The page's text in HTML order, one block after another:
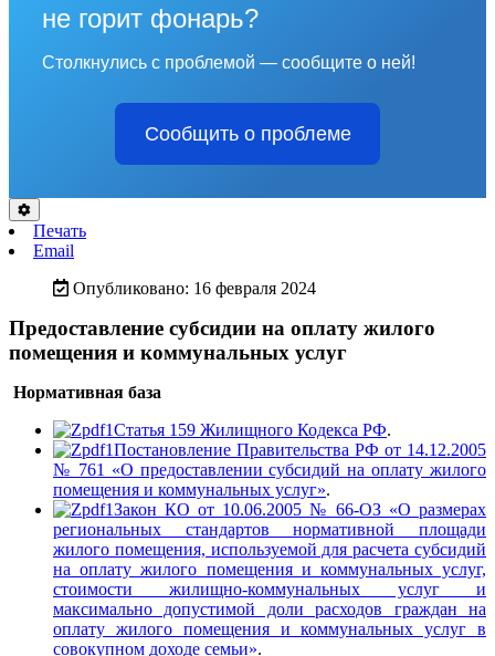
не горит фонарь?
Столкнулись с проблемой — сообщите о ней!
Сообщить о проблеме
Печать
Email
Опубликовано: 16 февраля 2024
Предоставление субсидии на оплату жилого
помещения и коммунальных услуг
Нормативная база
Статья 159 Жилищного Кодекса РФ.
Постановление Правительства РФ от 14.12.2005
№ 761 «О предоставлении субсидий на оплату жилого
помещения и коммунальных услуг».
Закон КО от 10.06.2005 № 66-ОЗ «О размерах
региональных стандартов нормативной площади
жилого помещения, используемой для расчета субсидий
на оплату жилого помещения и коммунальных услуг,
стоимости жилищно-коммунальных услуг и
максимально допустимой доли расходов граждан на
оплату жилого помещения и коммунальных услуг в
совокупном доходе семьи».